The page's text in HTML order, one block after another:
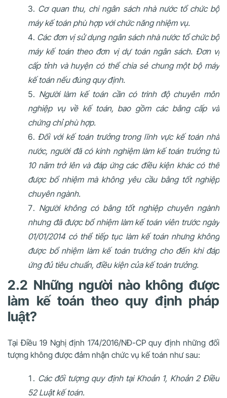
Cơ quan thu, chi ngân sách nhà nước tổ chức bộ
máy kế toán phù hợp với chức năng nhiệm vụ.
Các đơn vị sử dụng ngân sách nhà nước tổ chức bộ
máy kế toán theo đơn vị dự toán ngân sách. Đơn vị
cấp tỉnh và huyện có thể chia sẻ chung một bộ máy
kế toán nếu đúng quy định.
Người làm kế toán cần có trình độ chuyên môn
nghiệp vụ về kế toán, bao gồm các bằng cấp và
chứng chỉ phù hợp.
Đối với kế toán trưởng trong lĩnh vực kế toán nhà
nước, người đã có kinh nghiệm làm kế toán trưởng từ
10 năm trở lên và đáp ứng các điều kiện khác có thể
được bổ nhiệm mà không yêu cầu bằng tốt nghiệp
chuyên ngành.
Người không có bằng tốt nghiệp chuyên ngành
nhưng đã được bổ nhiệm làm kế toán viên trước ngày
01/01/2014 có thể tiếp tục làm kế toán nhưng không
được bổ nhiệm làm kế toán trưởng cho đến khi đáp
ứng đủ tiêu chuẩn, điều kiện của kế toán trưởng.
2.2 Những người nào không được
làm kế toán theo quy định pháp
luật?
Tại Điều 19 Nghị định 174/2016/NĐ-CPquy định những đối
tượng không được đảm nhận chức vụ kế toán như sau:
Các đối tượng quy định tại Khoản 1, Khoản 2 Điều
52 Luật kế toán.